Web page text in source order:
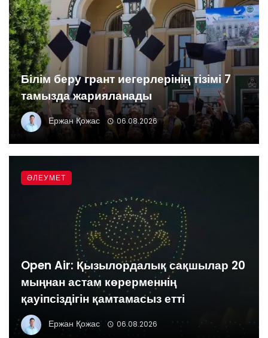
Білім беру грант иегерлерінің тізімі 7
тамызда жарияланады
Ержан Қожас 06.08.2026
Open Air: Қызылордалық сақшылар 20
мыңнан астам көрерменнің
қауіпсіздігін қамтамасыз етті
Ержан Қожас 06.08.2026
ӘЛЕУМЕТ